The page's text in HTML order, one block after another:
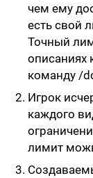
чем ему
есть свой
Точный
описаниях
команду /
Игрок
каждого
лимит